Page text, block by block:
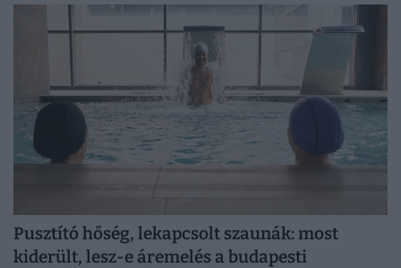
Pusztító hőség, lekapcsolt szaunák: most
kiderült, lesz-e áremelés a budapesti